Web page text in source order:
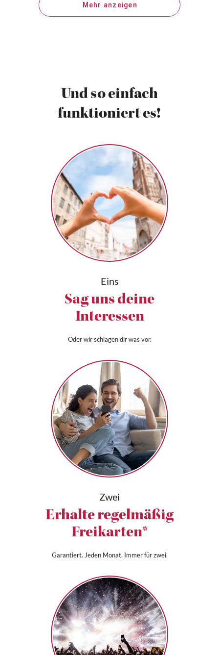
Mehr anzeigen
Und so einfach
funktioniert es!
Eins
Sag uns deine
Interessen
Oder wir schlagen dir was vor.
Zwei
Erhalte regelmäßig
Freikarten*
Garantiert. Jeden Monat. Immer für zwei.